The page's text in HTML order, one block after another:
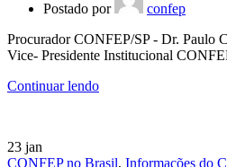
Postado por
confep
Procurador CONFEP/SP - Dr. Paulo
Vice- Presidente Institucional
Continuar lendo
23 jan
CONFEP no Brasil, Informações do